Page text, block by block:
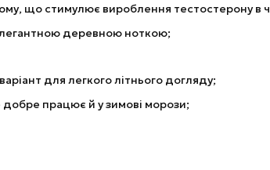
що стимулює вироблення тестостерону в
деревною ноткою;
для легкого літнього догляду;
працює й у зимові морози;